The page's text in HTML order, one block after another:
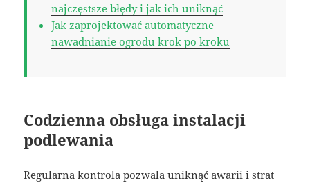
najczęstsze błędy i jak ich uniknąć
Jak zaprojektować automatyczne
nawadnianie ogrodu krok po kroku
Codzienna obsługa instalacji
podlewania
Regularna kontrola pozwala uniknąć awarii i strat